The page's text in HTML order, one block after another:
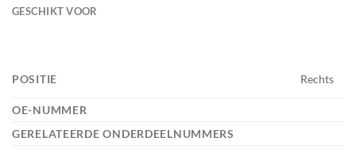
GESCHIKT VOOR
POSITIE Rechts
OE-NUMMER
GERELATEERDE ONDERDEELNUMMERS